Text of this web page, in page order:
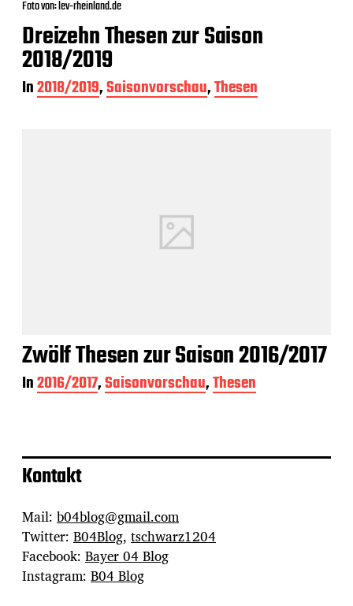
Foto von: lev-rheinland.de
Dreizehn Thesen zur Saison
2018/2019
In2018/2019,Saisonvorschau,Thesen
Zwölf Thesen zur Saison 2016/2017
In2016/2017,Saisonvorschau,Thesen
Kontakt
Mail: b04blog@gmail.com
Twitter: B04Blog, tschwarz1204
Facebook: Bayer 04 Blog
Instagram: B04 Blog